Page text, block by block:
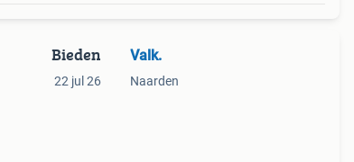
Bieden
22 jul 26
Valk.
Naarden